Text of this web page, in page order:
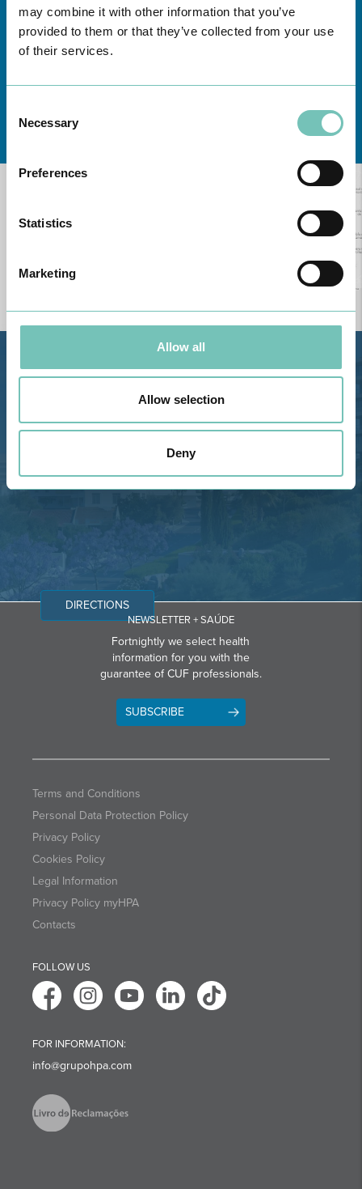
may combine it with other information that you’ve
provided to them or that they’ve collected from your use
of their services.
Selection
Necessary
Preferences
Statistics
Marketing
Allow all
Allow selection
Deny
Estrada de Alvor, Sítio Cruz da
DIRECTIONS
NEWSLETTER + SAÚDE
Fortnightly we select health
information for you with the
guarantee of CUF professionals.
SUBSCRIBE
Terms and Conditions
Personal Data Protection Policy
Privacy Policy
Cookies Policy
Legal Information
Privacy Policy myHPA
Contacts
FOLLOW US
FOR INFORMATION:
info@grupohpa.com